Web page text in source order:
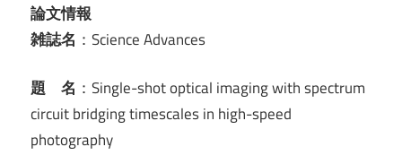
論文情報
雑誌名 ：Science Advances
題 名 ：Single-shot optical imaging with spectrum
circuit bridging timescales in high-speed
photography